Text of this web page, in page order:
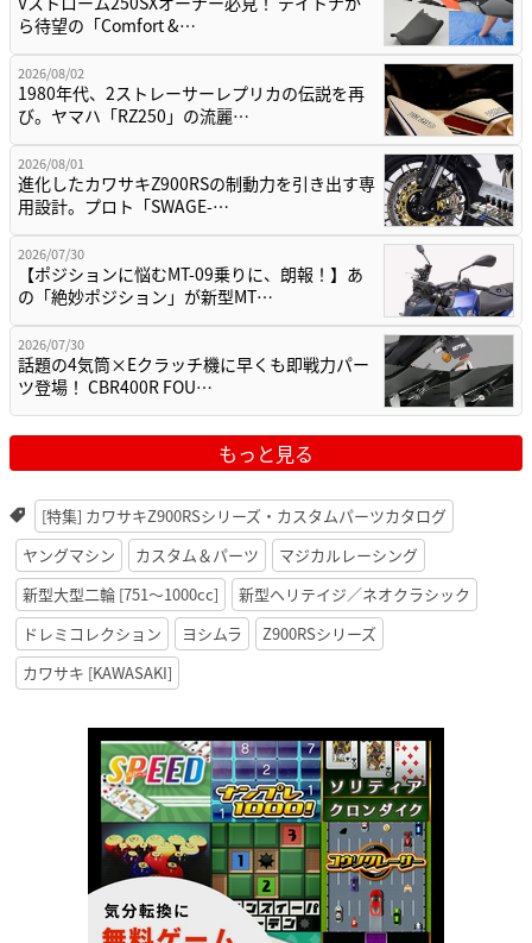
ら待望の「Comfort &…
2026/08/02
1980年代、2ストレーサーレプリカの伝説を再
び。ヤマハ「RZ250」の流麗…
2026/08/01
進化したカワサキZ900RSの制動力を引き出す専
用設計。プロト「SWAGE-…
2026/07/30
【ポジションに悩むMT-09乗りに、朗報！】あ
の「絶妙ポジション」が新型MT…
2026/07/30
話題の4気筒×Eクラッチ機に早くも即戦力パー
ツ登場！ CBR400R FOU…
もっと見る
[特集] カワサキZ900RSシリーズ・カスタムパーツカタログ
ヤングマシン
カスタム＆パーツ
マジカルレーシング
新型大型二輪 [751〜1000cc]
新型ヘリテイジ／ネオクラシック
ドレミコレクション
ヨシムラ
Z900RSシリーズ
カワサキ [KAWASAKI]